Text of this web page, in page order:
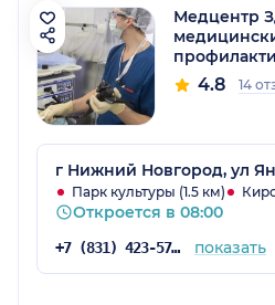
Медцентр
4.8 14
г Нижний Новгород, ул
Парк культуры (1.5 км)
Откроется в 08:00
+7 (831) 423-57-47 показать